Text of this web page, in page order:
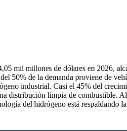
mil millones de dólares en 2026,
50% de la demanda proviene de
industrial. Casi el 45% del
distribución limpia de combustible.
del hidrógeno está respaldando